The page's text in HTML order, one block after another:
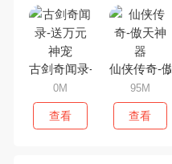
古剑奇闻录-送万元神宠
0M
查看
仙侠传奇-
95M
查看